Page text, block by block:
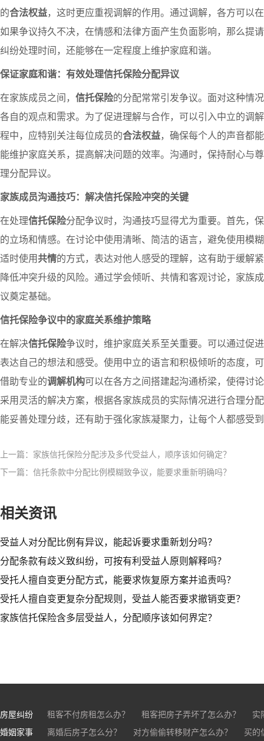
的合法权益，这时更应重视调解的作用。通过调解，各方可以
如果争议持久不决，在情感和法律方面产生负面影响，那么提
纠纷处理时间，还能够在一定程度上维护家庭和谐。
保证家庭和谐：有效处理信托保险分配异议
在家族成员之间， 信托保险的分配常常引发争议。面对这种情
各自的观点和需求。为了促进理解与合作，可以引入中立的调
程中，应特别关注每位成员的合法权益，确保每个人的声音都
能维护家庭关系，提高解决问题的效率。沟通时，保持耐心与
理分配异议。
家族成员沟通技巧：解决信托保险冲突的关键
在处理信托保险分配争议时，沟通技巧显得尤为重要。首先，
的立场和情感。在讨论中使用清晰、简洁的语言，避免使用模
适时使用共情的方式，表达对他人感受的理解，这有助于缓解
降低冲突升级的风险。通过学会倾听、共情和客观讨论，家族
议奠定基础。
信托保险争议中的家庭关系维护策略
在解决信托保险争议时，维护家庭关系至关重要。可以通过促
表达自己的想法和感受。使用中立的语言和积极倾听的态度，
借助专业的调解机构可以在各方之间搭建起沟通桥梁，使得讨
采用灵活的解决方案，根据各家族成员的实际情况进行合理分
能妥善处理分歧，还有助于强化家族凝聚力，让每个人都感受
上一篇：家族信托保险分配涉及多代受益人，顺序该如何确定？​
下一篇：信托条款中分配比例模糊致争议，能要求重新明确吗？​
相关资讯
受益人对分配比例有异议，能起诉要求重新划分吗？​
分配条款有歧义致纠纷，可按有利受益人原则解释吗？​
受托人擅自变更分配方式，能要求恢复原方案并追责吗？​
受托人擅自变更复杂分配规则，受益人能否要求撤销变更？
家族信托保险含多层受益人，分配顺序该如何界定？
房屋纠纷 租客不付房租怎么办？ 租客把房子弄坏了怎么办？
实
房东不退押金怎么办？
买房的定金能退吗？ 买的房子
婚姻家事 离婚后房子怎么分？ 对方偷偷转移财产怎么办？ 买的